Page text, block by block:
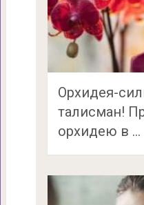
Орхидея-
талисман!
орхидею в …